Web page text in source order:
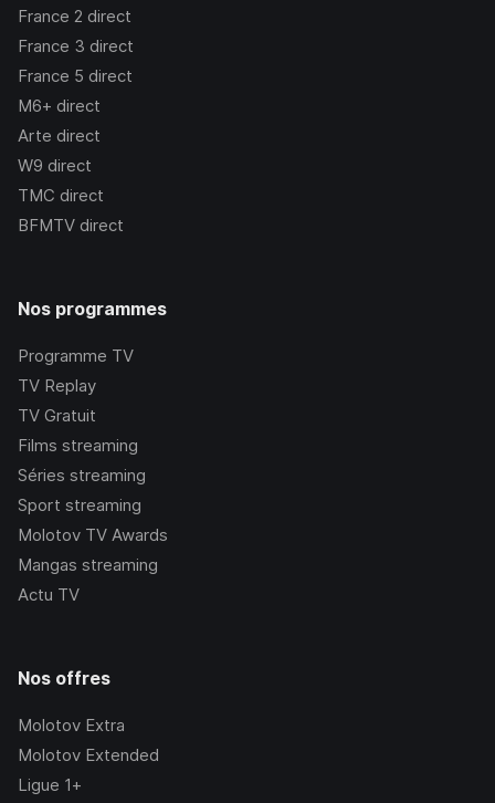
France 2 direct
France 3 direct
France 5 direct
M6+ direct
Arte direct
W9 direct
TMC direct
BFMTV direct
Nos programmes
Programme TV
TV Replay
TV Gratuit
Films streaming
Séries streaming
Sport streaming
Molotov TV Awards
Mangas streaming
Actu TV
Nos offres
Molotov Extra
Molotov Extended
Ligue 1+